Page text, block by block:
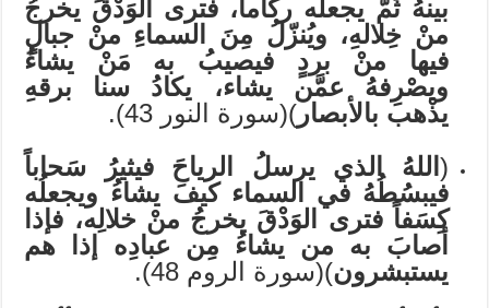
بينهُ ثُمّ يجعله ركاماً، فترى الوَدْقَ يخرجُ
منْ خِلالهِ، ويُنزّلُ مِنَ السماءِ منْ جبالٍ
فيها منْ بردٍ فيصيبُ به مَنْ يشاءُ
ويصْرِفهُ عمَّن يشاء، يكادُ سنا برقهِ
يذْهب بالأبصار)(سورة النور 43).
( اللهُ الذي يرسلُ الرياحَ فيثيرُ سَحاباً
فيبسُطُهُ في السماء كيفَ يشاءُ ويجعلُه
كِسَفاً فترى الوَدْقَ يخرجُ منْ خلالِه، فإذا
أصابَ به من يشاءُ مِن عبادِه إذا هم
يستبشرون)(سورة الروم 48).